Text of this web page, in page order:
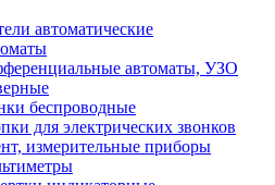
автоматические
автоматы, УЗО
беспроводные
для электрических звонков
измерительные приборы